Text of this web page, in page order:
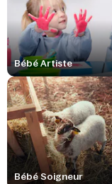
Bébé Artiste
Bébé Soigneur